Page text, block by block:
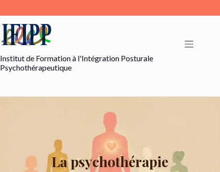
au
contenu
Institut de Formation à l'Intégration Posturale
Psychothérapeutique
La psychothérapie